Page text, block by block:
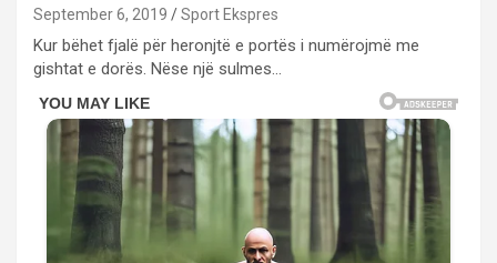
September 6, 2019 Sport Ekspres
Kur bëhet fjalë për heronjtë e portës i numërojmë me
gishtat e dorës. Nëse një sulmes…